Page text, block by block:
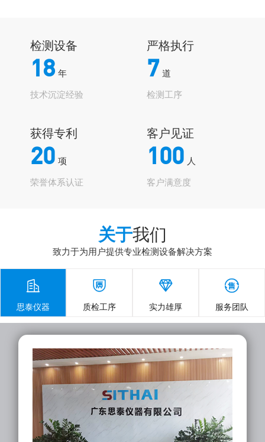
检测设备
18 年
技术沉淀经验
严格执行
7 道
检测工序
获得专利
20 项
荣誉体系认证
客户见证
100 人
客户满意度
关于我们
致力于为用户提供专业检测设备解决方案

思泰仪器

质检工序

实力雄厚

服务团队